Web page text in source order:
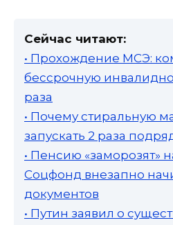
Сейчас читают:
• Прохождение МСЭ:
бессрочную
раза
• Почему стиральную
запускать 2 раза
• Пенсию «заморозят»
Соцфонд внезапно
документов
• Путин заявил о